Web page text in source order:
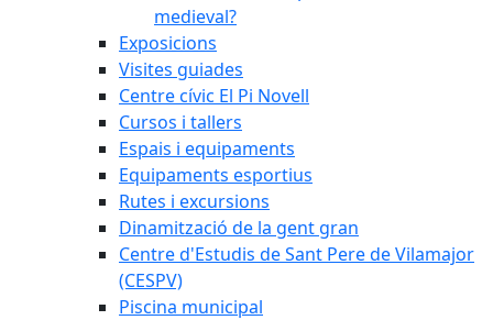
medieval?
Exposicions
Visites guiades
Centre cívic El Pi Novell
Cursos i tallers
Espais i equipaments
Equipaments esportius
Rutes i excursions
Dinamització de la gent gran
Centre d'Estudis de Sant Pere de Vilamajor
(CESPV)
Piscina municipal